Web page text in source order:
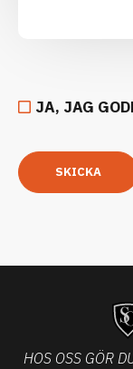
JA, JAG
SKICKA
HOS OSS GÖR